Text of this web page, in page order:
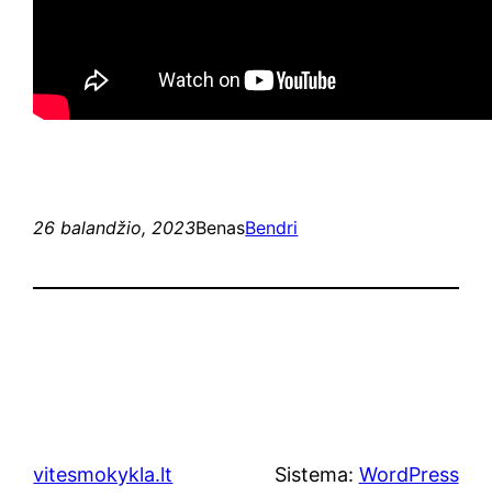
26 balandžio, 2023BenasBendri
vitesmokykla.lt Sistema: WordPress